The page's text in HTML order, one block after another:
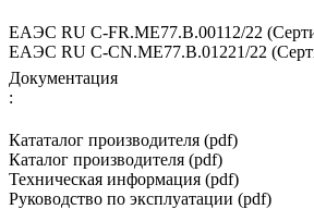
ЕАЭС RU С-FR.МЕ77.B.00112/22
ЕАЭС RU С-CN.МЕ77.B.01221/22
Документация
:
Кататалог производителя (pdf)
Каталог производителя (pdf)
Техническая информация (pdf)
Руководство по эксплуатации (pdf)